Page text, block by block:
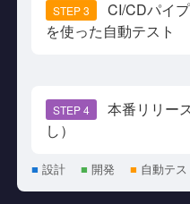
STEP 3
CI/CDパイ
を使った自動テスト
STEP 4
本番リリー
し）
■ 設計 ■ 開発 ■ 自動テス